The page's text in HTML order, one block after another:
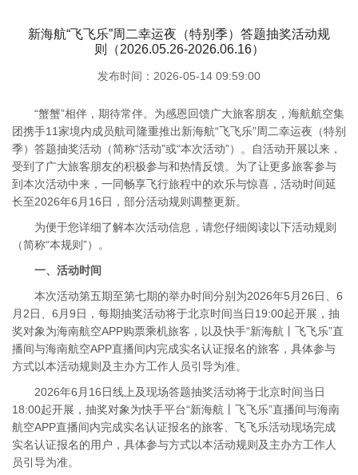
新海航“飞飞乐”周二幸运夜（特别季）答题抽奖活动规
则（2026.05.26-2026.06.16）
发布时间：2026-05-14 09:59:00
“蟹蟹”相伴，期待常伴。为感恩回馈广大旅客朋友，海航航空集
团携手11家境内成员航司隆重推出新海航“飞飞乐”周二幸运夜（特别
季）答题抽奖活动（简称“活动”或“本次活动”）。自活动开展以来，
受到了广大旅客朋友的积极参与和热情反馈。为了让更多旅客参与
到本次活动中来，一同畅享飞行旅程中的欢乐与惊喜，活动时间延
长至2026年6月16日，部分活动规则调整更新。
为便于您详细了解本次活动信息，请您仔细阅读以下活动规则
（简称“本规则”）。
一、活动时间
本次活动第五期至第七期的举办时间分别为2026年5月26日、6
月2日、6月9日，每期抽奖活动将于北京时间当日19:00起开展，抽
奖对象为海南航空APP购票乘机旅客，以及快手“新海航丨飞飞乐”直
播间与海南航空APP直播间内完成实名认证报名的旅客，具体参与
方式以本活动规则及主办方工作人员引导为准。
2026年6月16日线上及现场答题抽奖活动将于北京时间当日
18:00起开展，抽奖对象为快手平台“新海航丨飞飞乐”直播间与海南
航空APP直播间内完成实名认证报名的旅客、飞飞乐活动现场完成
实名认证报名的用户，具体参与方式以本活动规则及主办方工作人
员引导为准。